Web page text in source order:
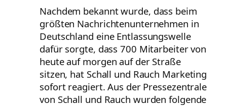
Nachdem bekannt wurde, dass beim
größten Nachrichtenunternehmen in
Deutschland eine Entlassungswelle
dafür sorgte, dass 700 Mitarbeiter von
heute auf morgen auf der Straße
sitzen, hat Schall und Rauch Marketing
sofort reagiert. Aus der Pressezentrale
von Schall und Rauch wurden folgende